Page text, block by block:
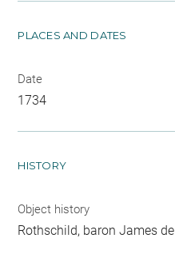
PLACES AND DATES
Date
1734
HISTORY
Object history
Rothschild, baron James de